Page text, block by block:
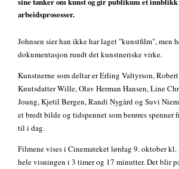
arbeidsprosesser.
Johnsen sier han ikke har laget "kunstfilm", men
dokumentasjon rundt det kunstneriske virke.
Kunstnerne som deltar er Erling Valtyrson,
Knutsdatter Wille, Olav Herman Hansen, Line
Joung, Kjetil Bergen, Randi Nygård og Suvi
et bredt bilde og tidspennet som berøres spenner
til i dag.
Filmene vises i Cinemateket lørdag 9. oktober kl.
hele visningen i 3 timer og 17 minutter. Det blir